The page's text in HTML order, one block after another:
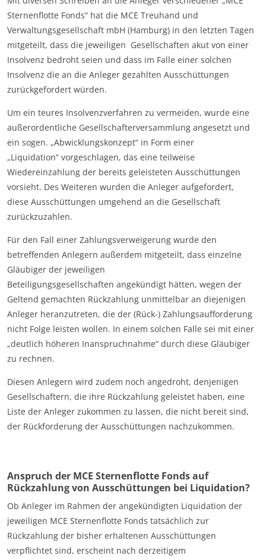
Sternenflotte Fonds“ hat die MCE Treuhand und
Verwaltungsgesellschaft mbH (Hamburg) in den letzten Tagen
mitgeteilt, dass die jeweiligen Gesellschaften akut von einer
Insolvenz bedroht seien und dass im Falle einer solchen
Insolvenz die an die Anleger gezahlten Ausschüttungen
zurückgefordert würden.
Um ein teures Insolvenzverfahren zu vermeiden, wurde eine
außerordentliche Gesellschafterversammlung angesetzt und
ein sogen. „Abwicklungskonzept“ in Form einer
„Liquidation“ vorgeschlagen, das eine teilweise
Wiedereinzahlung der bereits geleisteten Ausschüttungen
vorsieht. Des Weiteren wurden die Anleger aufgefordert,
diese Ausschüttungen umgehend an die Gesellschaft
zurückzuzahlen.
Für den Fall einer Zahlungsverweigerung wurde den
betreffenden Anlegern außerdem mitgeteilt, dass einzelne
Gläubiger der jeweiligen
Beteiligungsgesellschaften angekündigt hätten, wegen der
Geltend gemachten Rückzahlung unmittelbar an diejenigen
Anleger heranzutreten, die der (Rück-) Zahlungsaufforderung
nicht Folge leisten wollen. In einem solchen Falle sei mit einer
„deutlich höheren Inanspruchnahme“ durch diese Gläubiger
zu rechnen.
Diesen Anlegern wird zudem noch angedroht, denjenigen
Gesellschaftern, die ihre Rückzahlung geleistet haben, eine
Liste der Anleger zukommen zu lassen, die nicht bereit sind,
der Rückforderung der Ausschüttungen nachzukommen.
Anspruch der MCE Sternenflotte Fonds auf
Rückzahlung von Ausschüttungen bei Liquidation?
Ob Anleger im Rahmen der angekündigten Liquidation der
jeweiligen MCE Sternenflotte Fonds tatsächlich zur
Rückzahlung der bisher erhaltenen Ausschüttungen
verpflichtet sind, erscheint nach derzeitigem